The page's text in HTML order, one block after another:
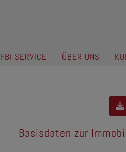
FBI SERVICE ÜBER UNS
Basisdaten zur